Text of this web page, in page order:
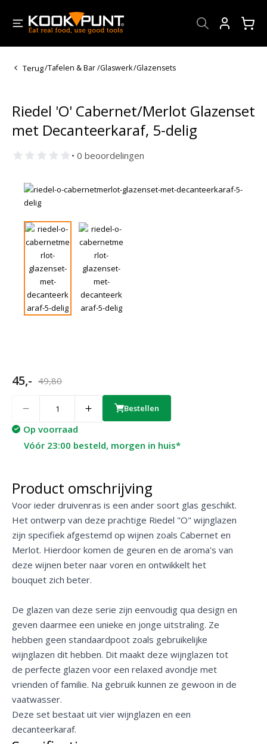
Terug/Tafelen & Bar/Glaswerk/Glazensets
Riedel 'O' Cabernet/Merlot Glazenset
met Decanteerkaraf, 5-delig
• 0 beoordelingen
45,- 49,80
Bestellen
Op voorraad
Vóór 23:00 besteld, morgen in huis*
Product omschrijving
Voor ieder druivenras is een ander soort glas geschikt.
Het ontwerp van deze prachtige Riedel "O" wijnglazen
zijn specifiek afgestemd op wijnen zoals Cabernet en
Merlot. Hierdoor komen de geuren en de aroma's van
deze wijnen beter naar voren en ontwikkelt het
bouquet zich beter.
De glazen van deze serie zijn eenvoudig qua design en
geven daarmee een unieke en jonge uitstraling. Ze
hebben geen standaardpoot zoals gebruikelijke
wijnglazen dit hebben. Dit maakt deze wijnglazen tot
de perfecte glazen voor een relaxed avondje met
vrienden of familie. Na gebruik kunnen ze gewoon in de
vaatwasser.
Deze set bestaat uit vier wijnglazen en een
decanteerkaraf.